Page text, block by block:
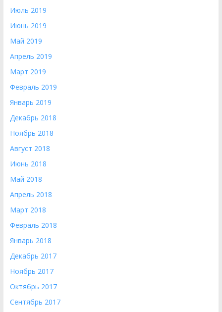
Июль 2019
Июнь 2019
Май 2019
Апрель 2019
Март 2019
Февраль 2019
Январь 2019
Декабрь 2018
Ноябрь 2018
Август 2018
Июнь 2018
Май 2018
Апрель 2018
Март 2018
Февраль 2018
Январь 2018
Декабрь 2017
Ноябрь 2017
Октябрь 2017
Сентябрь 2017